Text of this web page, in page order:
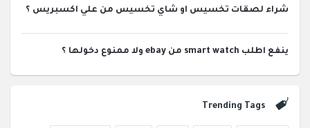
شراء لصقات تخسيس او شاي تخسيس من علي اكسبريس ؟
ينفع اطلب smart watch من ebay ولا ممنوع دخولها ؟
Trending Tags